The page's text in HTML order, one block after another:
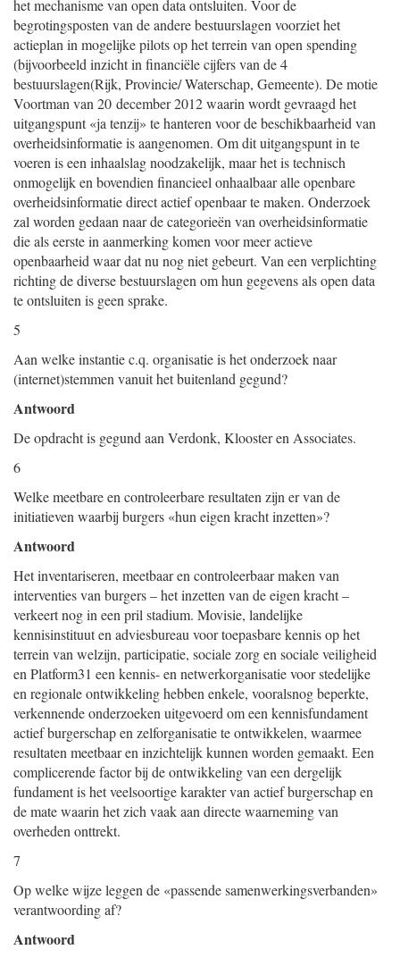
het mechanisme van open data ontsluiten. Voor de
begrotingsposten van de andere bestuurslagen voorziet het
actieplan in mogelijke pilots op het terrein van open spending
(bijvoorbeeld inzicht in financiële cijfers van de 4
bestuurslagen(Rijk, Provincie/ Waterschap, Gemeente). De motie
Voortman van 20 december 2012 waarin wordt gevraagd het
uitgangspunt «ja tenzij» te hanteren voor de beschikbaarheid van
overheidsinformatie is aangenomen. Om dit uitgangspunt in te
voeren is een inhaalslag noodzakelijk, maar het is technisch
onmogelijk en bovendien financieel onhaalbaar alle openbare
overheidsinformatie direct actief openbaar te maken. Onderzoek
zal worden gedaan naar de categorieën van overheidsinformatie
die als eerste in aanmerking komen voor meer actieve
openbaarheid waar dat nu nog niet gebeurt. Van een verplichting
richting de diverse bestuurslagen om hun gegevens als open data
te ontsluiten is geen sprake.
5
Aan welke instantie c.q. organisatie is het onderzoek naar
(internet)stemmen vanuit het buitenland gegund?
Antwoord
De opdracht is gegund aan Verdonk, Klooster en Associates.
6
Welke meetbare en controleerbare resultaten zijn er van de
initiatieven waarbij burgers «hun eigen kracht inzetten»?
Antwoord
Het inventariseren, meetbaar en controleerbaar maken van
interventies van burgers – het inzetten van de eigen kracht –
verkeert nog in een pril stadium. Movisie, landelijke
kennisinstituut en adviesbureau voor toepasbare kennis op het
terrein van welzijn, participatie, sociale zorg en sociale veiligheid
en Platform31 een kennis- en netwerkorganisatie voor stedelijke
en regionale ontwikkeling hebben enkele, vooralsnog beperkte,
verkennende onderzoeken uitgevoerd om een kennisfundament
actief burgerschap en zelforganisatie te ontwikkelen, waarmee
resultaten meetbaar en inzichtelijk kunnen worden gemaakt. Een
complicerende factor bij de ontwikkeling van een dergelijk
fundament is het veelsoortige karakter van actief burgerschap en
de mate waarin het zich vaak aan directe waarneming van
overheden onttrekt.
7
Op welke wijze leggen de «passende samenwerkingsverbanden»
verantwoording af?
Antwoord